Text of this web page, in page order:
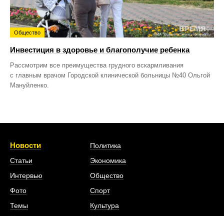
Общество
Инвестиция в здоровье и благополучие ребенка
Рассмотрим все преимущества грудного вскармливания
с главным врачом Городской клинической больницы №40 Ольгой
Мануйленко.
Новости
Статьи
Интервью
Фото
Темы
Политика
Экономика
Общество
Спорт
Культура